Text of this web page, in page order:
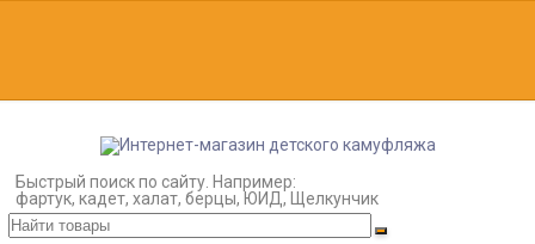
Быстрый поиск по сайту. Например:
фартук, кадет, халат, берцы, ЮИД, Щелкунчик